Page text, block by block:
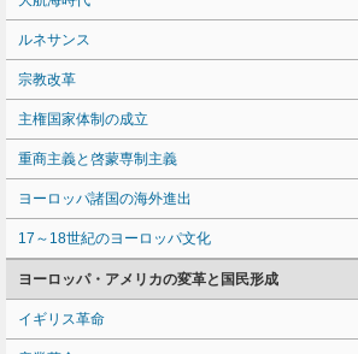
ルネサンス
宗教改革
主権国家体制の成立
重商主義と啓蒙専制主義
ヨーロッパ諸国の海外進出
17～18世紀のヨーロッパ文化
ヨーロッパ・アメリカの変革と国民形成
イギリス革命